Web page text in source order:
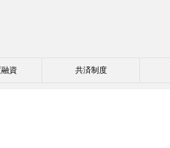
資 共済制度